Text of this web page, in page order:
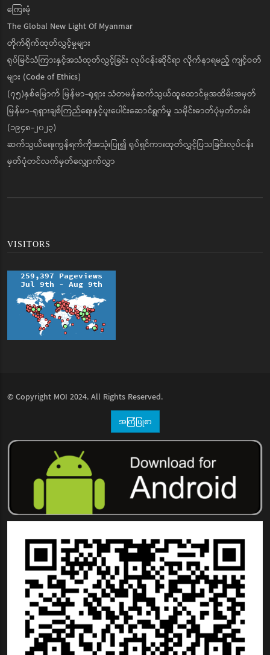
ကြေးမုံ
The Global New Light Of Myanmar
တိုက်ရိုက်ထုတ်လွှင့်မှုများ
ရုပ်မြင်သံကြားနှင့်အသံထုတ်လွှင့်ခြင်း လုပ်ငန်းဆိုင်ရာ လိုက်နာရမည့် ကျင့်ဝတ်
များ (Code of Ethics)
(၇၅)နှစ်မြောက် မြန်မာ-ရုရှား သံတမန်ဆက်သွယ်ထူထောင်မှုအထိမ်းအမှတ်
မြန်မာ-ရုရှားချစ်ကြည်ရေးနှင့်ပူးပေါင်းဆောင်ရွက်မှု သမိုင်းဓာတ်ပုံမှတ်တမ်း
(၁၉၄၈-၂၀၂၃)
ဆက်သွယ်ရေးကွန်ရက်ကိုအသုံးပြု၍ ရုပ်ရှင်ကားထုတ်လွှင့်ပြသခြင်းလုပ်ငန်း
မှတ်ပုံတင်လက်မှတ်လျှောက်လွှာ
VISITORS
© Copyright MOI 2024. All Rights Reserved.
အကြံပြုစာ